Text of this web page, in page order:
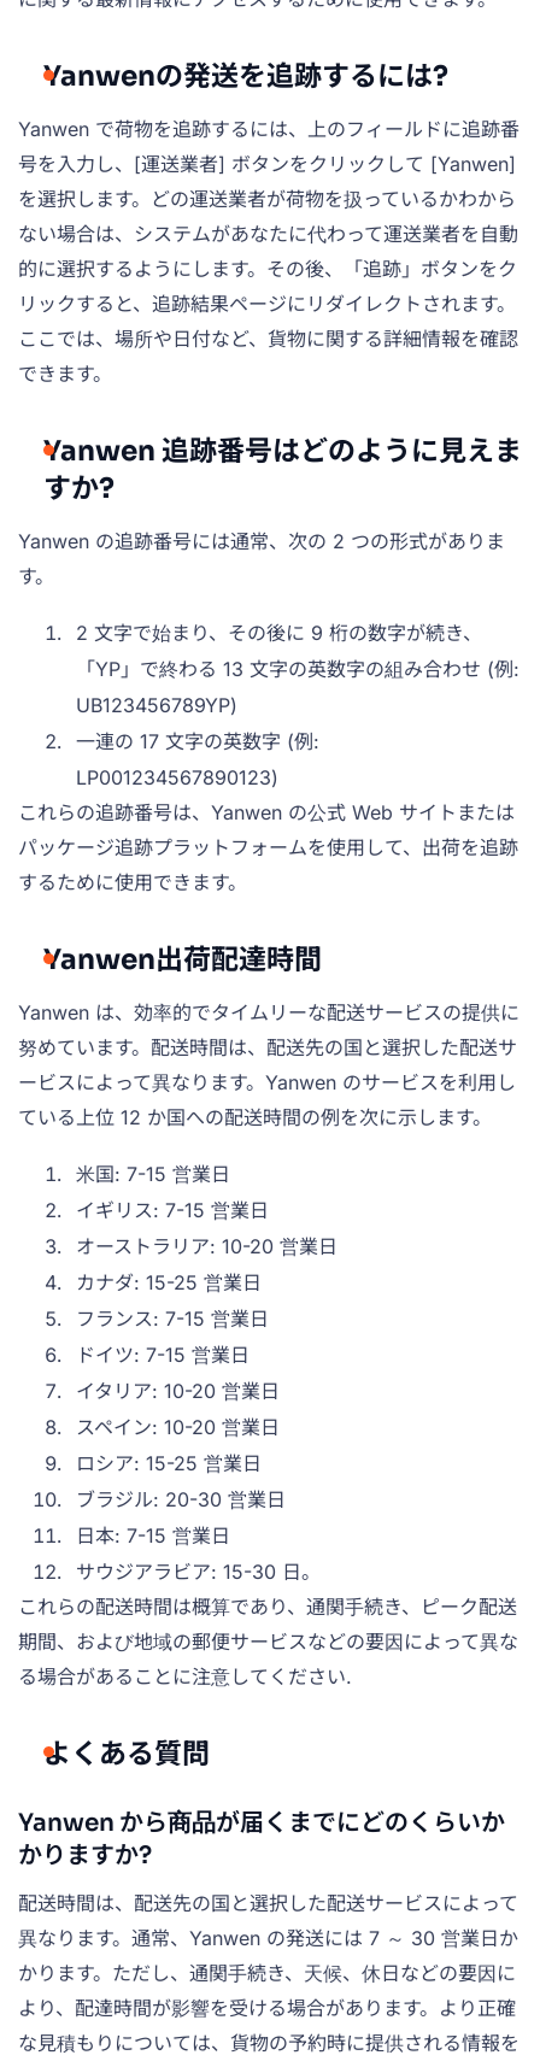
Yanwenの発送を追跡するには?
Yanwen で荷物を追跡するには、上のフィールドに追跡番
号を入力し、[運送業者] ボタンをクリックして [Yanwen]
を選択します。どの運送業者が荷物を扱っているかわから
ない場合は、システムがあなたに代わって運送業者を自動
的に選択するようにします。その後、「追跡」ボタンをク
リックすると、追跡結果ページにリダイレクトされます。
ここでは、場所や日付など、貨物に関する詳細情報を確認
できます。
Yanwen 追跡番号はどのように見えま
すか?
Yanwen の追跡番号には通常、次の 2 つの形式がありま
す。
2 文字で始まり、その後に 9 桁の数字が続き、
「YP」で終わる 13 文字の英数字の組み合わせ (例:
UB123456789YP)
一連の 17 文字の英数字 (例:
LP001234567890123)
これらの追跡番号は、Yanwen の公式 Web サイトまたは
パッケージ追跡プラットフォームを使用して、出荷を追跡
するために使用できます。
Yanwen出荷配達時間
Yanwen は、効率的でタイムリーな配送サービスの提供に
努めています。配送時間は、配送先の国と選択した配送サ
ービスによって異なります。Yanwen のサービスを利用し
ている上位 12 か国への配送時間の例を次に示します。
米国: 7-15 営業日
イギリス: 7-15 営業日
オーストラリア: 10-20 営業日
カナダ: 15-25 営業日
フランス: 7-15 営業日
ドイツ: 7-15 営業日
イタリア: 10-20 営業日
スペイン: 10-20 営業日
ロシア: 15-25 営業日
ブラジル: 20-30 営業日
日本: 7-15 営業日
サウジアラビア: 15-30 日。
これらの配送時間は概算であり、通関手続き、ピーク配送
期間、および地域の郵便サービスなどの要因によって異な
る場合があることに注意してください.
よくある質問
Yanwen から商品が届くまでにどのくらいか
かりますか?
配送時間は、配送先の国と選択した配送サービスによって
異なります。通常、Yanwen の発送には 7 ～ 30 営業日か
かります。ただし、通関手続き、天候、休日などの要因に
より、配達時間が影響を受ける場合があります。より正確
な見積もりについては、貨物の予約時に提供される情報を